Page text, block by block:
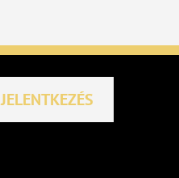
JELENTKEZÉS